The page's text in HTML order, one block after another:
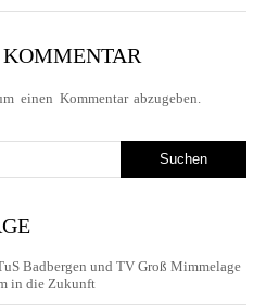
einen Kommentar abzugeben.
Badbergen und TV Groß Mimmelage
in die Zukunft